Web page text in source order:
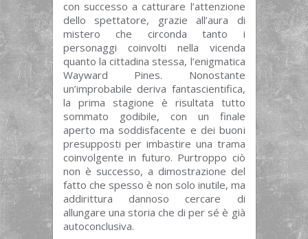
con successo a catturare l’attenzione
dello spettatore, grazie all’aura di
mistero che circonda tanto i
personaggi coinvolti nella vicenda
quanto la cittadina stessa, l’enigmatica
Wayward Pines. Nonostante
un’improbabile deriva fantascientifica,
la prima stagione è risultata tutto
sommato godibile, con un finale
aperto ma soddisfacente e dei buoni
presupposti per imbastire una trama
coinvolgente in futuro. Purtroppo ciò
non è successo, a dimostrazione del
fatto che spesso è non solo inutile, ma
addirittura dannoso cercare di
allungare una storia che di per sé è già
autoconclusiva.